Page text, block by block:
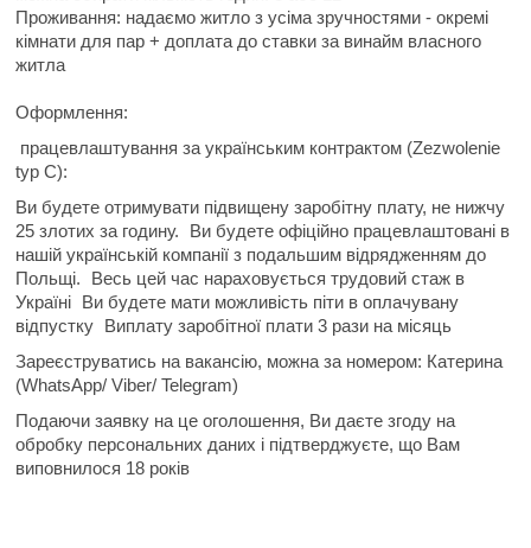
Проживання: надаємо житло з усіма зручностями - окремі
кімнати для пар + доплата до ставки за винайм власного
житла
Оформлення:
працевлаштування за українським контрактом (Zezwolenie
typ C):
Ви будете отримувати підвищену заробітну плату, не нижчу
25 злотих за годину.
Ви будете офіційно працевлаштовані в
нашій українській компанії з подальшим відрядженням до
Польщі.
Весь цей час нараховується трудовий стаж в
Україні Ви будете мати можливість піти в оплачувану
відпустку Виплату заробітної плати 3 рази на місяць
Зареєструватись на вакансію, можна за номером: Катерина
(WhatsApp/ Viber/ Telegram)
Подаючи заявку на це оголошення, Ви даєте згоду на
обробку персональних даних і підтверджуєте, що Вам
виповнилося 18 років